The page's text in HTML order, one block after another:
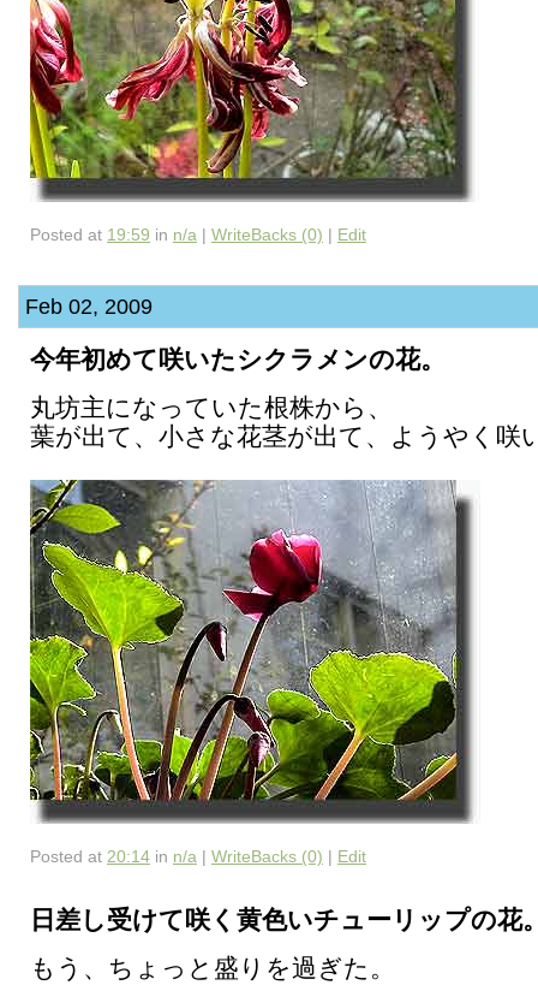
Posted at 19:59 in n/a | WriteBacks (0) | Edit
Feb 02, 2009
今年初めて咲いたシクラメンの花。
丸坊主になっていた根株から、
葉が出て、小さな花茎が出て、ようやく咲
Posted at 20:14 in n/a | WriteBacks (0) | Edit
日差し受けて咲く黄色いチューリップの花
もう、ちょっと盛りを過ぎた。